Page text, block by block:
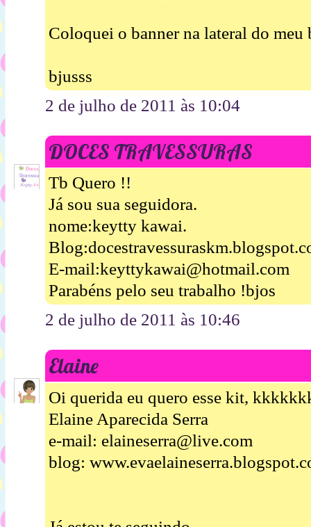
Coloquei o banner na lateral do meu
bjusss
2 de julho de 2011 às 10:04
DOCES TRAVESSURAS
Tb Quero !!
Já sou sua seguidora.
nome:keytty kawai.
E-mail:keyttykawai@hotmail.com
Parabéns pelo seu trabalho !bjos
2 de julho de 2011 às 10:46
Elaine
Oi querida eu quero esse kit,
Elaine Aparecida Serra
e-mail: elaineserra@live.com
blog: